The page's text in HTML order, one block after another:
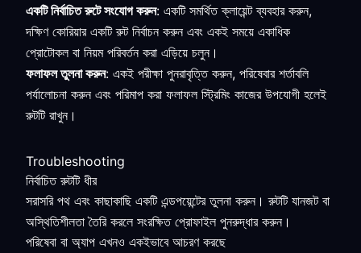
একটি নির্বাচিত রুটে সংযোগ করুন: একটি সমর্থিত ক্লায়েন্ট ব্যবহার করুন,
দক্ষিণ কোরিয়ার একটি রুট নির্বাচন করুন এবং একই সময়ে একাধিক
প্রোটোকল বা নিয়ম পরিবর্তন করা এড়িয়ে চলুন।
ফলাফল তুলনা করুন: একই পরীক্ষা পুনরাবৃত্তি করুন, পরিষেবার শর্তাবলি
পর্যালোচনা করুন এবং পরিমাপ করা ফলাফল স্ট্রিমিং কাজের উপযোগী হলেই
রুটটি রাখুন।
Troubleshooting
নির্বাচিত রুটটি ধীর
সরাসরি পথ এবং কাছাকাছি একটি এন্ডপয়েন্টের তুলনা করুন। রুটটি যানজট বা
অস্থিতিশীলতা তৈরি করলে সংরক্ষিত প্রোফাইল পুনরুদ্ধার করুন।
পরিষেবা বা অ্যাপ এখনও একইভাবে আচরণ করছে